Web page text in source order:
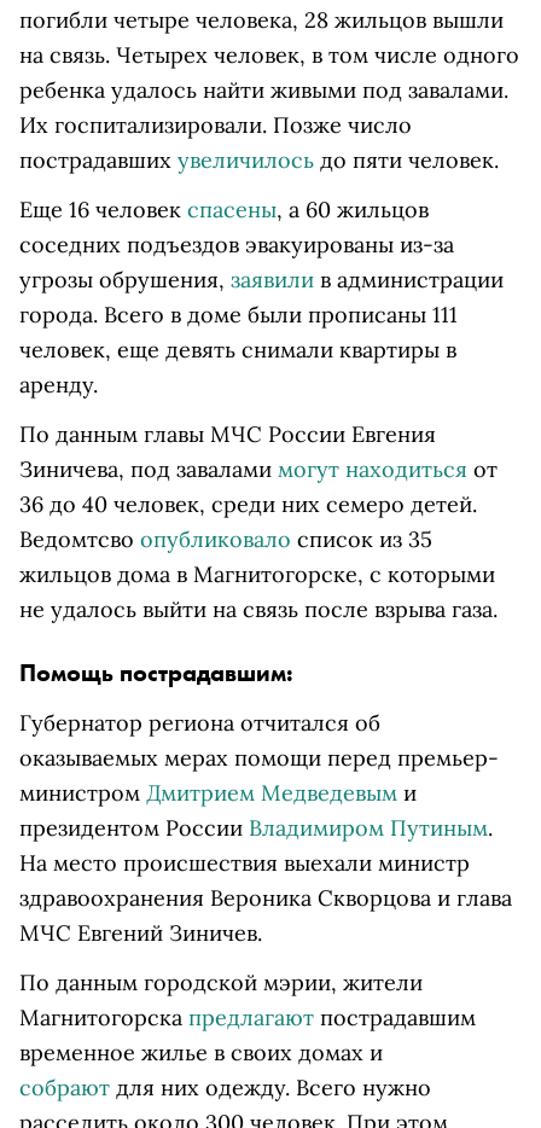
погибли четыре человека, 28 жильцов вышли
на связь. Четырех человек, в том числе одного
ребенка удалось найти живыми под завалами.
Их госпитализировали. Позже число
пострадавших увеличилось до пяти человек.
Еще 16 человек спасены, а 60 жильцов
соседних подъездов эвакуированы из-за
угрозы обрушения, заявили в администрации
города. Всего в доме были прописаны 111
человек, еще девять снимали квартиры в
аренду.
По данным главы МЧС России Евгения
Зиничева, под завалами могут находиться от
36 до 40 человек, среди них семеро детей.
Ведомтсво опубликовало список из 35
жильцов дома в Магнитогорске, с которыми
не удалось выйти на связь после взрыва газа.
Помощь пострадавшим:
Губернатор региона отчитался об
оказываемых мерах помощи перед премьер-
министром Дмитрием Медведевым и
президентом России Владимиром Путиным.
На место происшествия выехали министр
здравоохранения Вероника Скворцова и глава
МЧС Евгений Зиничев.
По данным городской мэрии, жители
Магнитогорска предлагают пострадавшим
временное жилье в своих домах и
собрают для них одежду. Всего нужно